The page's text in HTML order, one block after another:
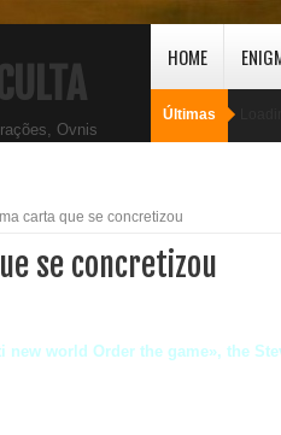
Ovnis
HOME
Últimas
carta que se concretizou
se concretizou
new world Order the game», the